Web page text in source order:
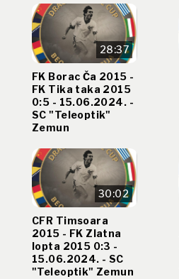
28:37
FK Borac Ča 2015 -
FK Tika taka 2015
0:5 - 15.06.2024. -
SC "Teleoptik"
Zemun
30:02
CFR Timsoara
2015 - FK Zlatna
lopta 2015 0:3 -
15.06.2024. - SC
"Teleoptik" Zemun